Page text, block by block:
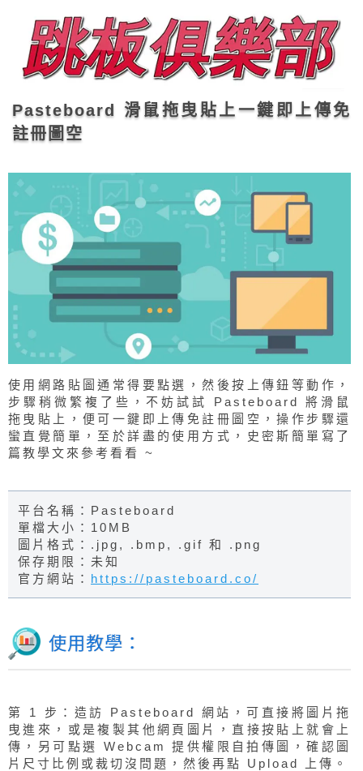
Pasteboard 滑鼠拖曳貼上一鍵即上傳免
註冊圖空
使用網路貼圖通常得要點選，然後按上傳鈕等動作，
步驟稍微繁複了些，不妨試試 Pasteboard 將滑鼠
拖曳貼上，便可一鍵即上傳免註冊圖空，操作步驟還
蠻直覺簡單，至於詳盡的使用方式，史密斯簡單寫了
篇教學文來參考看看 ~
平台名稱：Pasteboard
單檔大小：10MB
圖片格式：.jpg, .bmp, .gif 和 .png
保存期限：未知
官方網站： https://pasteboard.co/
使用教學：
第 1 步：造訪 Pasteboard 網站，可直接將圖片拖
曳進來，或是複製其他網頁圖片，直接按貼上就會上
傳，另可點選 Webcam 提供權限自拍傳圖，確認圖
片尺寸比例或裁切沒問題，然後再點 Upload 上傳。